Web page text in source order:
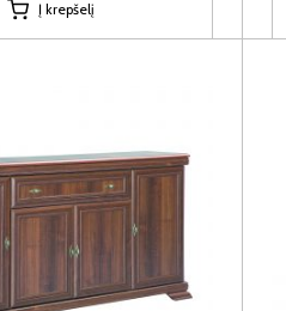
Į krepšelį